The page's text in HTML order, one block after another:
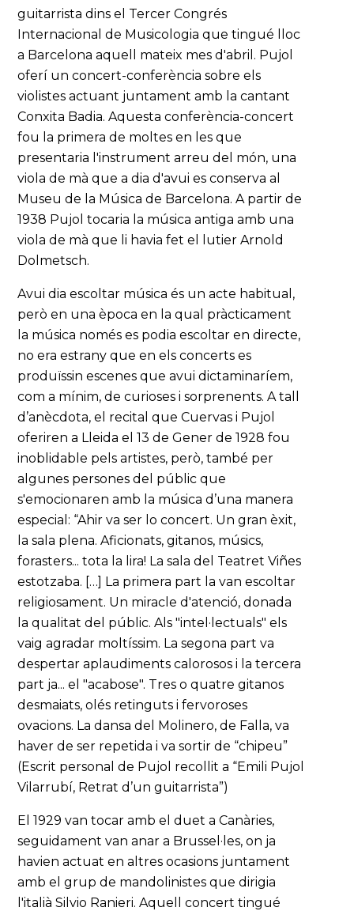
guitarrista dins el Tercer Congrés
Internacional de Musicologia que tingué lloc
a Barcelona aquell mateix mes d'abril. Pujol
oferí un concert-conferència sobre els
violistes actuant juntament amb la cantant
Conxita Badia. Aquesta conferència-concert
fou la primera de moltes en les que
presentaria l'instrument arreu del món, una
viola de mà que a dia d'avui es conserva al
Museu de la Música de Barcelona. A partir de
1938 Pujol tocaria la música antiga amb una
viola de mà que li havia fet el lutier Arnold
Dolmetsch.
Avui dia escoltar música és un acte habitual,
però en una època en la qual pràcticament
la música només es podia escoltar en directe,
no era estrany que en els concerts es
produïssin escenes que avui dictaminaríem,
com a mínim, de curioses i sorprenents. A tall
d’anècdota, el recital que Cuervas i Pujol
oferiren a Lleida el 13 de Gener de 1928 fou
inoblidable pels artistes, però, també per
algunes persones del públic que
s'emocionaren amb la música d’una manera
especial: “Ahir va ser lo concert. Un gran èxit,
la sala plena. Aficionats, gitanos, músics,
forasters... tota la lira! La sala del Teatret Viñes
estotzaba. […] La primera part la van escoltar
religiosament. Un miracle d'atenció, donada
la qualitat del públic. Als "intel·lectuals" els
vaig agradar moltíssim. La segona part va
despertar aplaudiments calorosos i la tercera
part ja... el "acabose". Tres o quatre gitanos
desmaiats, olés retinguts i fervoroses
ovacions. La dansa del Molinero, de Falla, va
haver de ser repetida i va sortir de “chipeu”
(Escrit personal de Pujol recollit a “Emili Pujol
Vilarrubí, Retrat d’un guitarrista”)
El 1929 van tocar amb el duet a Canàries,
seguidament van anar a Brussel·les, on ja
havien actuat en altres ocasions juntament
amb el grup de mandolinistes que dirigia
l'italià Silvio Ranieri. Aquell concert tingué